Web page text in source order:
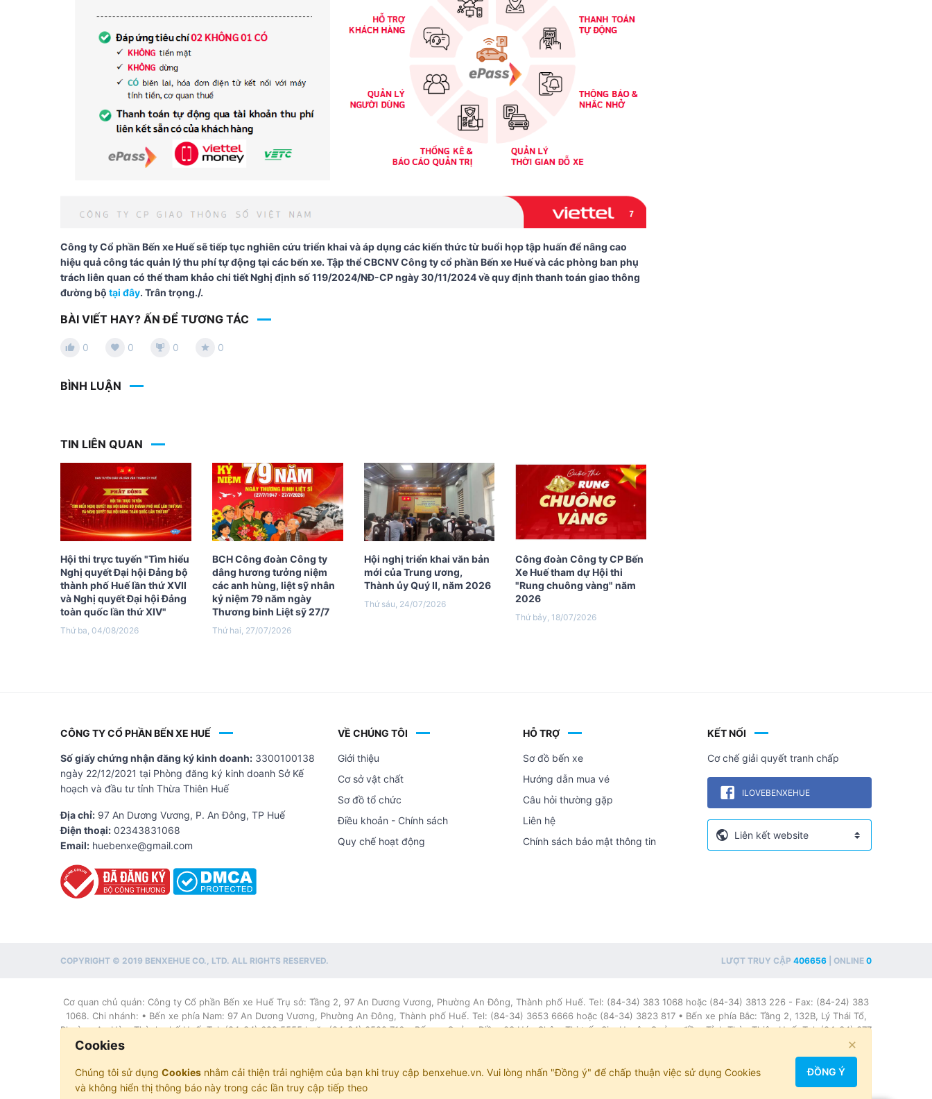
Công ty Cổ phần Bến xe Huế sẽ tiếp tục nghiên cứu triển khai và áp dụng các kiến thức từ buổi họp tập huấn để nâng cao
hiệu quả công tác quản lý thu phí tự động tại các bến xe. Tập thể CBCNV Công ty cổ phần Bến xe Huế và các phòng ban phụ
trách liên quan có thể tham khảo chi tiết Nghị định số 119/2024/NĐ-CP ngày 30/11/2024 về quy định thanh toán giao thông
đường bộ tại đây. Trân trọng./.
BÀI VIẾT HAY? ẤN ĐỂ TƯƠNG TÁC
0 0 0 0
BÌNH LUẬN
TIN LIÊN QUAN
Hội thi trực tuyến "Tìm hiểu
Nghị quyết Đại hội Đảng bộ
thành phố Huế lần thứ XVII
và Nghị quyết Đại hội Đảng
toàn quốc lần thứ XIV"
Thứ ba, 04/08/2026
BCH Công đoàn Công ty
dâng hương tưởng niệm
các anh hùng, liệt sỹ nhân
kỷ niệm 79 năm ngày
Thương binh Liệt sỹ 27/7
Thứ hai, 27/07/2026
Hội nghị triển khai văn bản
mới của Trung ương,
Thành ủy Quý II, năm 2026
Thứ sáu, 24/07/2026
Công đoàn Công ty CP Bến
Xe Huế tham dự Hội thi
"Rung chuông vàng" năm
2026
Thứ bảy, 18/07/2026
CÔNG TY CỔ PHẦN BẾN XE HUẾ
Số giấy chứng nhận đăng ký kinh doanh: 3300100138
ngày 22/12/2021 tại Phòng đăng ký kinh doanh Sở Kế
hoạch và đầu tư tỉnh Thừa Thiên Huế
Địa chỉ: 97 An Dương Vương, P. An Đông, TP Huế
Điện thoại: 02343831068
Email: huebenxe@gmail.com
VỀ CHÚNG TÔI
Giới thiệu
Cơ sở vật chất
Sơ đồ tổ chức
Điều khoản - Chính sách
Quy chế hoạt động
HỖ TRỢ
Sơ đồ bến xe
Hướng dẫn mua vé
Câu hỏi thường gặp
Liên hệ
Chính sách bảo mật thông tin
KẾT NỐI
Cơ chế giải quyết tranh chấp
ILOVEBENXEHUE
COPYRIGHT © 2019 BENXEHUE CO., LTD. ALL RIGHTS RESERVED. LƯỢT TRUY CẬP 406656 | ONLINE 0
Cơ quan chủ quản: Công ty Cổ phần Bến xe Huế Trụ sở: Tầng 2, 97 An Dương Vương, Phường An Đông, Thành phố Huế. Tel: (84-34) 383 1068 hoặc (84-34) 3813 226 - Fax: (84-24) 383
1068. Chi nhánh: • Bến xe phía Nam: 97 An Dương Vương, Phường An Đông, Thành phố Huế. Tel: (84-34) 3653 6666 hoặc (84-34) 3823 817 • Bến xe phía Bắc: Tầng 2, 132B, Lý Thái Tổ,
Phường An Hòa, Thành phố Huế. Tel: (84-34) 628 5555 hoặc (84-34) 3522 716 • Bến xe Quảng Điền: 03 Hóa Châu, Thị trấn Sịa, Huyện Quảng điền, Tỉnh Thừa Thiên Huế. Tel: (84-34) 377
Cookies
Chúng tôi sử dụng Cookies nhằm cải thiện trải nghiệm của bạn khi truy cập benxehue.vn. Vui lòng nhấn "Đồng ý" để chấp thuận việc sử dụng Cookies
và không hiển thị thông báo này trong các lần truy cập tiếp theo
ĐỒNG Ý
×